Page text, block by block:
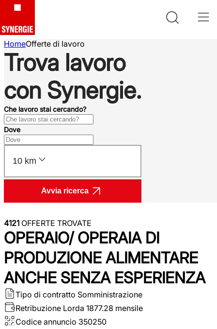
HomeOfferte di lavoro
Trova lavoro
con Synergie.
Che lavoro stai cercando?
Dove
10 km
Avvia ricerca
4121 OFFERTE TROVATE
OPERAIO/ OPERAIA DI
PRODUZIONE ALIMENTARE
ANCHE SENZA ESPERIENZA
Tipo di contratto Somministrazione
Retribuzione Lorda 1877.28 mensile
Codice annuncio 350250